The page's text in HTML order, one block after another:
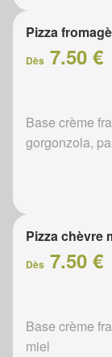
Pizza
Dès 7.50 €
Base crème
gorgonzola,
Pizza chèvre
Dès 7.50 €
Base crème
miel